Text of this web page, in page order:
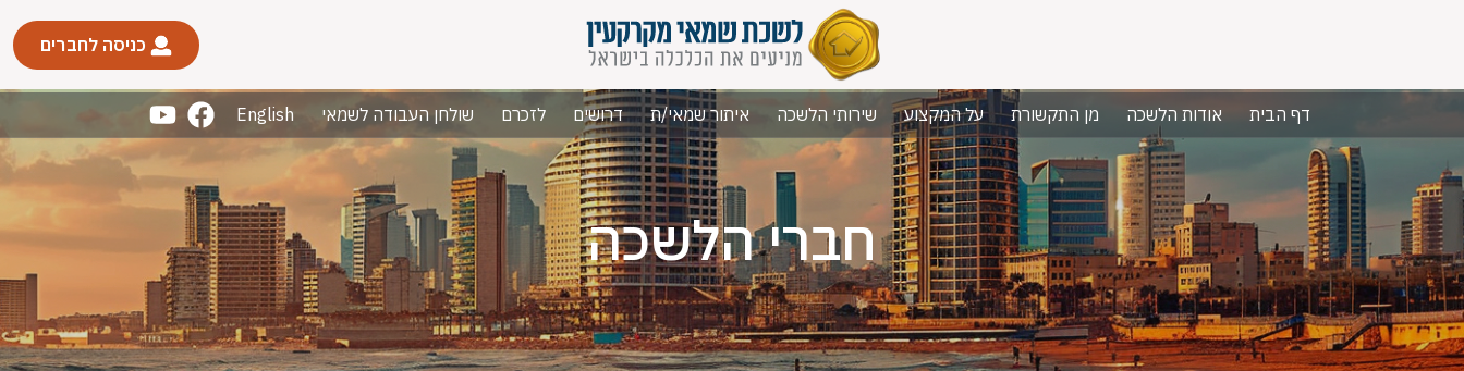
כניסה לחברים
דף הבית אודות הלשכה מן התקשורת על המקצוע שירותי הלשכה איתור שמאי/ת דרושים לזכרם שולחן העבודה לשמאי English
חברי הלשכה